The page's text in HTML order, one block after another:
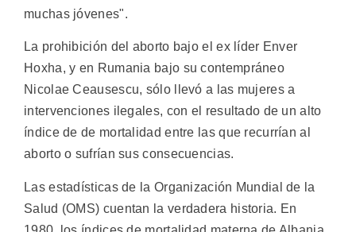
muchas jóvenes".
La prohibición del aborto bajo el ex líder Enver
Hoxha, y en Rumania bajo su contempráneo
Nicolae Ceausescu, sólo llevó a las mujeres a
intervenciones ilegales, con el resultado de un alto
índice de de mortalidad entre las que recurrían al
aborto o sufrían sus consecuencias.
Las estadísticas de la Organización Mundial de la
Salud (OMS) cuentan la verdadera historia. En